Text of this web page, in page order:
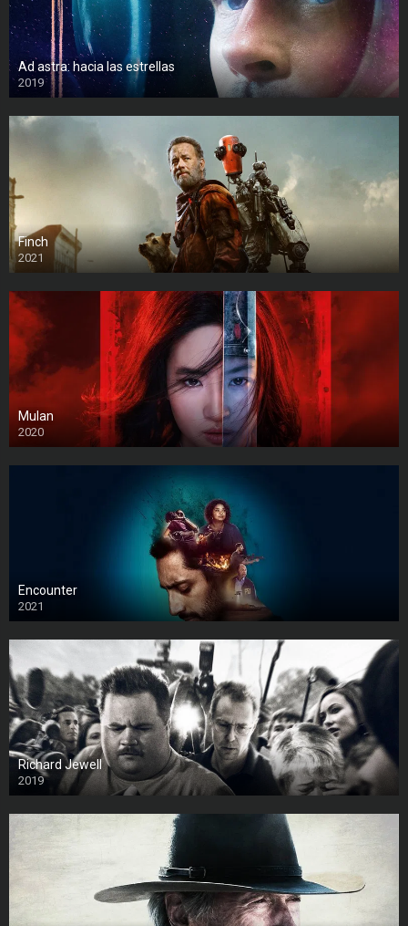
Ad astra: hacia las estrellas
2019
Finch
2021
Mulan
2020
Encounter
2021
Richard Jewell
2019